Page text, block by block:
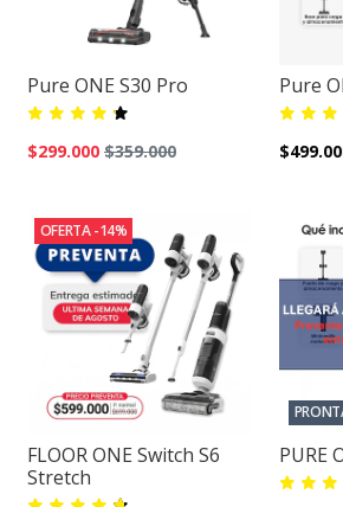
Pure ONE S30 Pro
$299.000 $359.000
Pure
OFERTA -14%
FLOOR ONE Switch S6
Stretch
PURE